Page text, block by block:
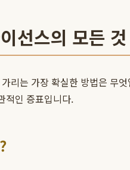
선스의 모든 것
리는 가장 확실한 방법은 무
적인 증표입니다.